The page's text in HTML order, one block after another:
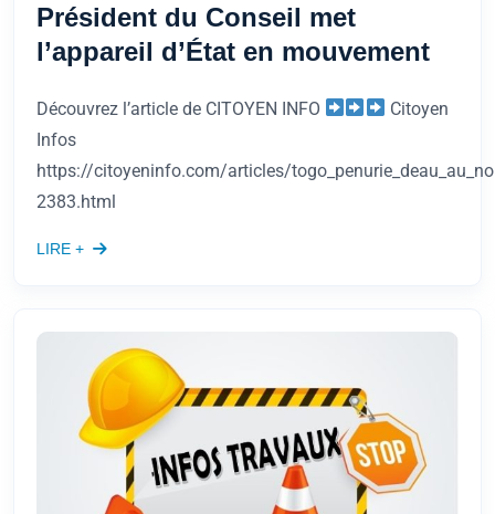
Président du Conseil met
l’appareil d’État en mouvement
Découvrez l’article de CITOYEN INFO
Citoyen
Infos
https://citoyeninfo.com/articles/
2383.html
LIRE +